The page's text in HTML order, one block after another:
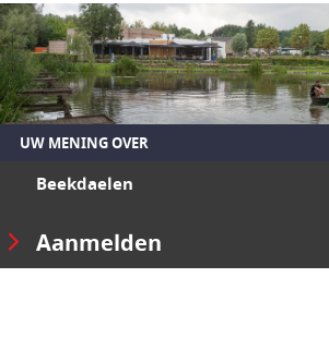
UW MENING OVER
Beekdaelen
Aanmelden